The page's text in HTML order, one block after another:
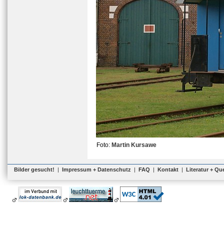
Foto: Martin Kursawe
Bilder gesucht! | Impressum + Datenschutz | FAQ | Kontakt | Literatur +